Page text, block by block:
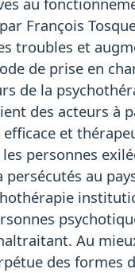
François
troubles et
de prise en
de la
des acteurs
et
personnes
au
Au
des formes